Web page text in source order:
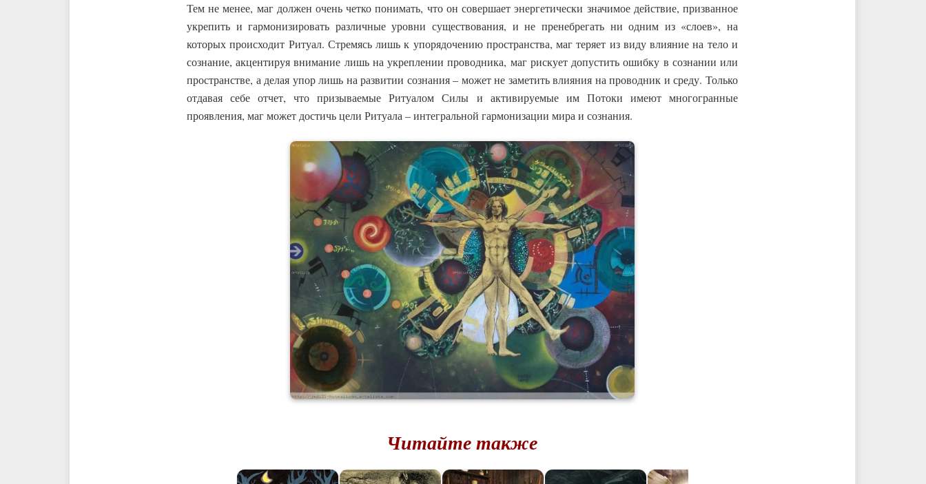
Тем не менее, маг должен очень четко понимать, что он совершает энергетически значимое действие, призванное
укрепить и гармонизировать различные уровни существования, и не пренебрегать ни одним из «слоев», на
которых происходит Ритуал. Стремясь лишь к упорядочению пространства, маг теряет из виду влияние на тело и
сознание, акцентируя внимание лишь на укреплении проводника, маг рискует допустить ошибку в сознании или
пространстве, а делая упор лишь на развитии сознания – может не заметить влияния на проводник и среду. Только
отдавая себе отчет, что призываемые Ритуалом Силы и активируемые им Потоки имеют многогранные
проявления, маг может достичь цели Ритуала – интегральной гармонизации мира и сознания.
Читайте также